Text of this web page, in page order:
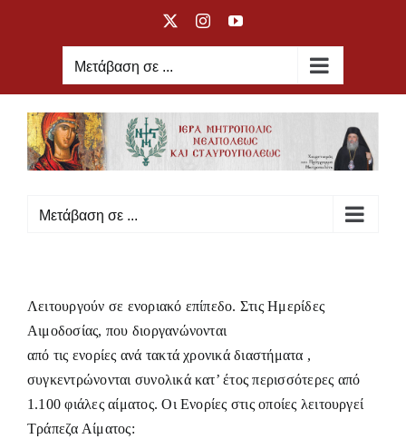
X InstagramYouTube
Μετάβαση σε ...
Μετάβαση σε ...
Λειτουργούν σε ενοριακό επίπεδο. Στις Ημερίδες
Αιμοδοσίας, που διοργανώνονται
από τις ενορίες ανά τακτά χρονικά διαστήματα ,
συγκεντρώνονται συνολικά κατ’ έτος περισσότερες από
1.100 φιάλες αίματος. Οι Ενορίες στις οποίες λειτουργεί
Τράπεζα Αίματος: